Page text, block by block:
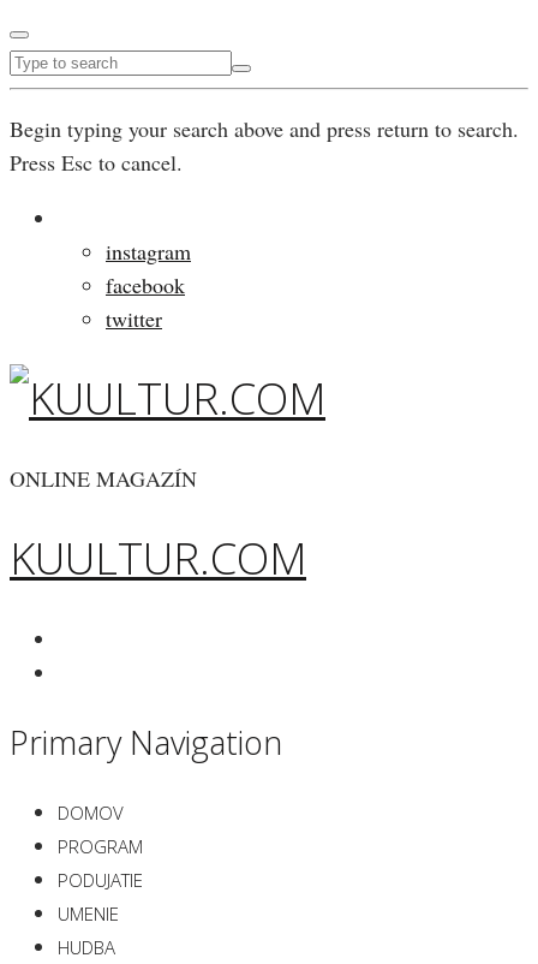
Begin typing your search above and press return to search.
Press Esc to cancel.
instagram
facebook
twitter
ONLINE MAGAZÍN
KUULTUR.COM
Primary Navigation
DOMOV
PROGRAM
PODUJATIE
UMENIE
HUDBA